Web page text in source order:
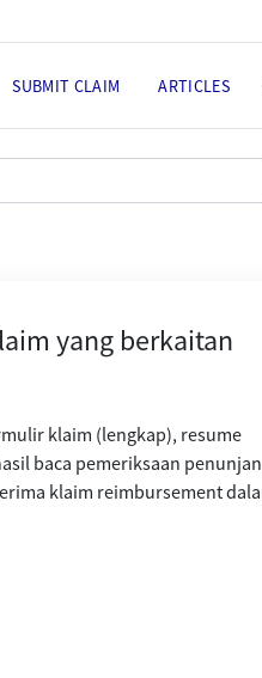
SUBMIT CLAIM ARTICLES
yang berkaitan
klaim (lengkap), resume
baca pemeriksaan
klaim reimbursement